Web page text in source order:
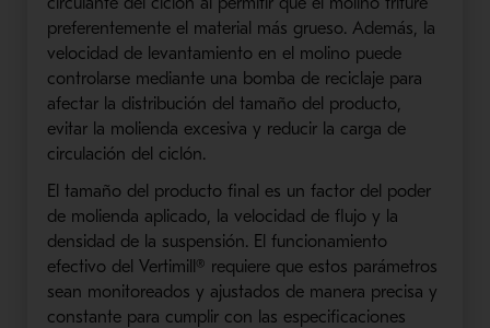
preferentemente el material más grueso. Además, la
velocidad de levantamiento en el molino puede
controlarse mediante una bomba de reciclaje para
afectar la distribución del tamaño del producto,
evitar la molienda excesiva y reducir la carga de
circulación del ciclón.
El tamaño del producto final es un factor del poder
de molienda aplicado, la velocidad de flujo y la
densidad de la suspensión. El funcionamiento
efectivo del Vertimill® requiere que estos parámetros
sean monitoreados y ajustados de manera precisa y
constante para cumplir con las especificaciones